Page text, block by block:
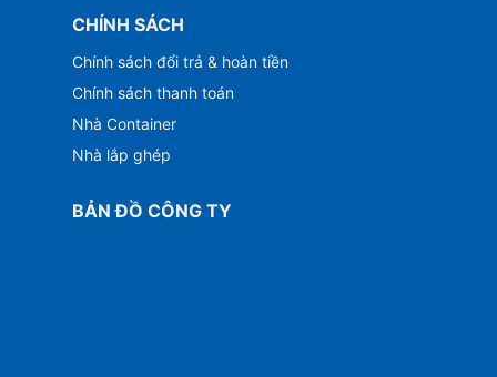
CHÍNH SÁCH
Chính sách đổi trả & hoàn tiền
Chính sách thanh toán
Nhà Container
Nhà lắp ghép
BẢN ĐỒ CÔNG TY